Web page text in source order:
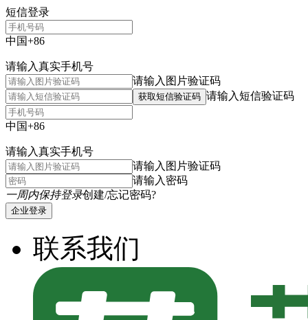
短信登录
中国+86
请输入真实手机号
请输入图片验证码
获取短信验证码 请输入短信验证码
中国+86
请输入真实手机号
请输入图片验证码
请输入密码
一周内保持登录创建/忘记密码?
企业登录
联系我们